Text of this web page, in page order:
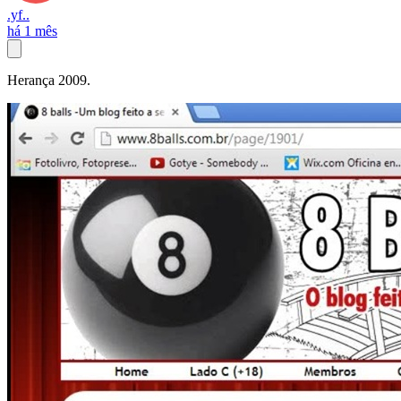
.yf..
há 1 mês
Herança 2009.